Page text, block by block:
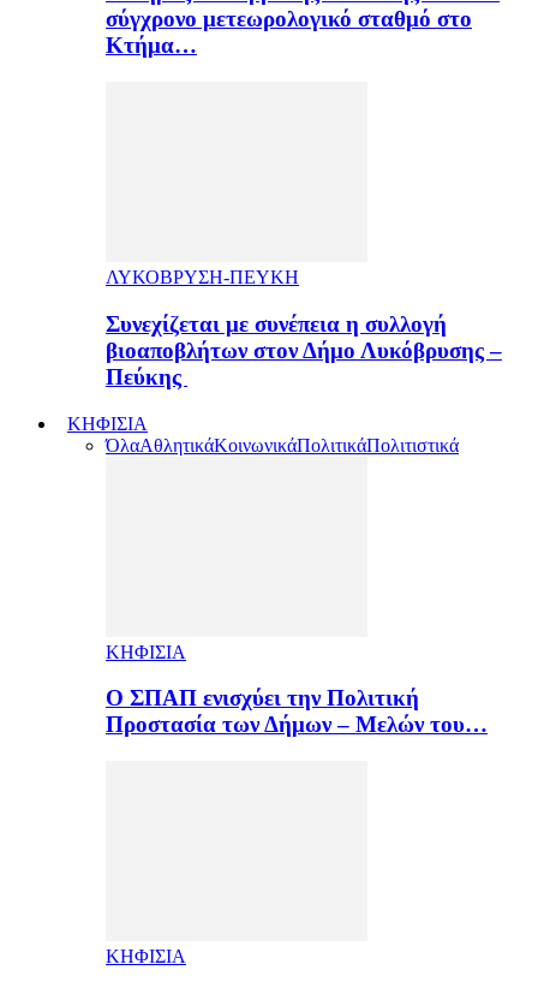
σύγχρονο μετεωρολογικό σταθμό στο
Κτήμα…
ΛΥΚΟΒΡΥΣΗ-ΠΕΥΚΗ
Συνεχίζεται με συνέπεια η συλλογή
βιοαποβλήτων στον Δήμο Λυκόβρυσης –
Πεύκης
ΚΗΦΙΣΙΑ
ΌλαΑθλητικάΚοινωνικάΠολιτικάΠολιτιστικά
ΚΗΦΙΣΙΑ
Ο ΣΠΑΠ ενισχύει την Πολιτική
Προστασία των Δήμων – Μελών του…
ΚΗΦΙΣΙΑ